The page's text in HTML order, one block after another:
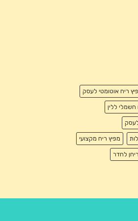
ריח אוטומטי לעסק
חשמלי ללין
מפיץ ריח מקצועי
ריחן לחדר